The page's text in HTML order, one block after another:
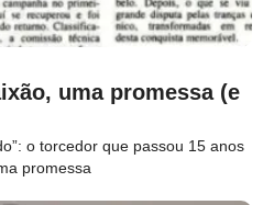
uma promessa (e
o torcedor que passou 15 anos
promessa